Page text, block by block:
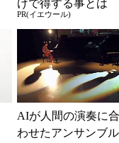
けで得する事とは
PR(イエウール)
AIが人間の演奏に合
わせたアンサンブル